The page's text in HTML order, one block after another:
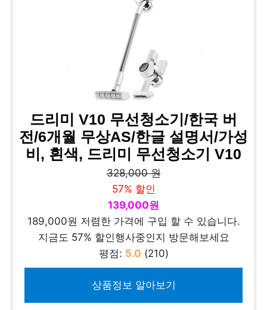
드리미 V10 무선청소기/한국 버
전/6개월 무상AS/한글 설명서/가성
비, 흰색, 드리미 무선청소기 V10
328,000 원
57% 할인
139,000원
189,000원 저렴한 가격에 구입 할 수 있습니다.
지금도 57% 할인행사중인지 방문해보세요
평점: 5.0 (210)
상품정보 알아보기